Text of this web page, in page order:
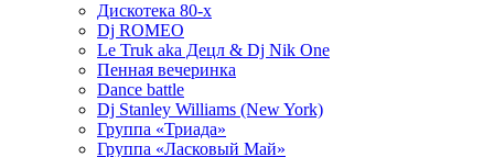
Дискотека 80-х
Dj ROMEO
Le Truk aka Децл & Dj Nik One
Пенная вечеринка
Dance battle
Dj Stanley Williams (New York)
Группа «Триада»
Группа «Ласковый Май»